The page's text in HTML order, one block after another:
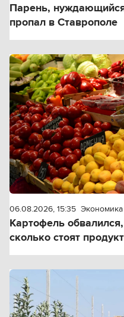
Парень,
пропал в Ставрополе
06.08.2026, 15:35 Экономика
Картофель
сколько стоят